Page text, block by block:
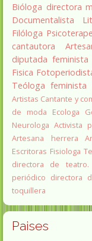
Bióloga directora
Documentalista
Filóloga
cantautora
diputada
Fisica
Teóloga feminista
Artistas Cantante y
de moda
Ecologa
Neurologa Activista
Artesana herrera
Escritoras Fisiologa
directora de teatro.
periódico directora
toquillera
Paises